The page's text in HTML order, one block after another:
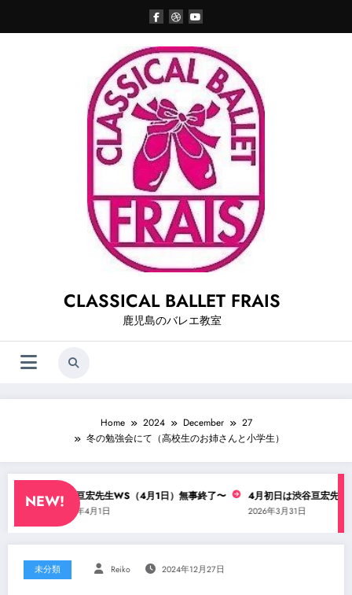
content
CLASSICAL BALLET FRAIS
鹿児島のバレエ教室
Home 2024 December
27
冬の勉強会にて（高校生のお姉さんと小学生）
NEW!
渋谷亘宏先生WS（4月1日）無事終了〜
2026年4月1日
4月初日は渋谷亘宏先生のコ
2026年3月31日
未分類 Reiko 2024年12月27日